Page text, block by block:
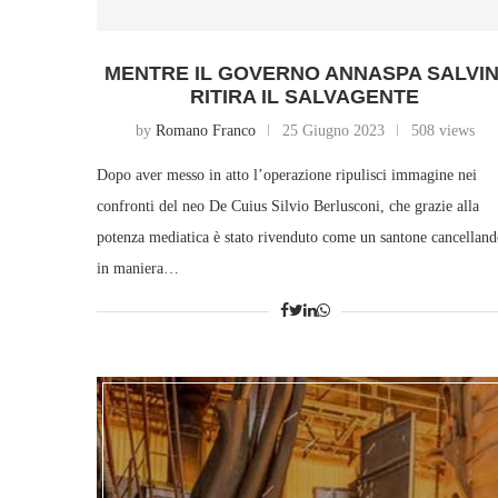
MENTRE IL GOVERNO ANNASPA
RITIRA IL SALVAGENTE
by Romano Franco 25 Giugno 2023 508 views
Dopo aver messo in atto l’operazione ripulisci immagine nei
confronti del neo De Cuius Silvio Berlusconi, che grazie alla
potenza mediatica è stato rivenduto come un santone
in maniera…